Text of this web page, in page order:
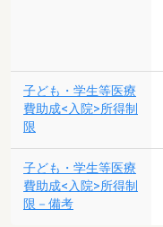
子ども・学生等医療
費助成<入院>所得制
限
子ども・学生等医療
費助成<入院>所得制
限－備考